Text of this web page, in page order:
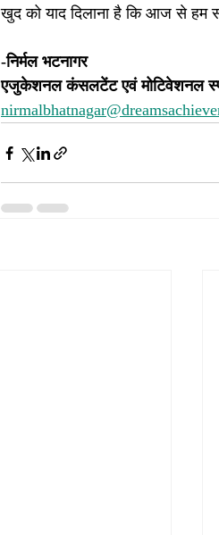
खुद को याद दिलाना है कि आज से हम
-निर्मल भटनागर
एजुकेशनल कंसलटेंट एवं मोटिवेशनल